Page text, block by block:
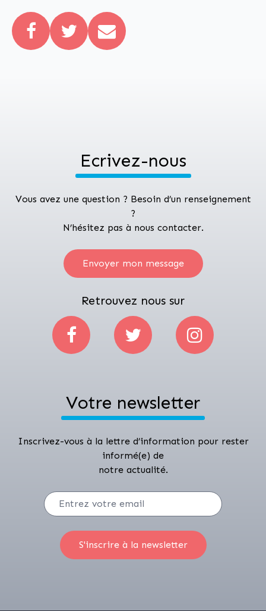
Ecrivez-nous
Vous avez une question ? Besoin d’un renseignement
?
N’hésitez pas à nous contacter.
Envoyer mon message
Retrouvez nous sur
Votre newsletter
Inscrivez-vous à la lettre d’information pour rester
informé(e) de
notre actualité.